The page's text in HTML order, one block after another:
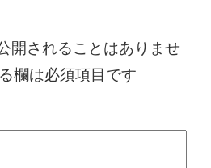
開されることはありませ
欄は必須項目です